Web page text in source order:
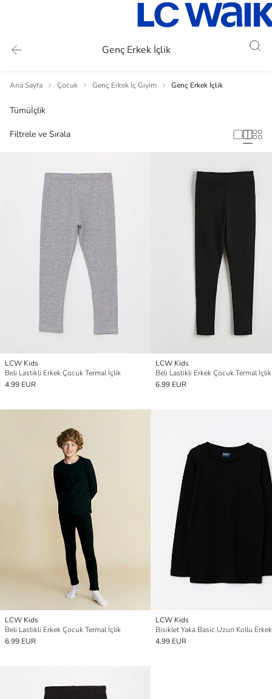
Genç Erkek İçlik
Ana Sayfa Çocuk Genç Erkek İç Giyim Genç Erkek İçlik
Tümüİçlik
Filtrele ve Sırala
LCW Kids
Beli Lastikli Erkek Çocuk Termal İçlik
4.99 EUR
LCW Kids
Beli Lastikli Erkek Çocuk Termal İçlik
6.99 EUR
LCW Kids
Beli Lastikli Erkek Çocuk Termal İçlik
6.99 EUR
LCW Kids
4.99 EUR